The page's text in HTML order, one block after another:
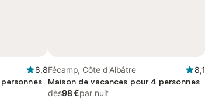
8,8Fécamp, Côte d'Albâtre
8,1
Maison de vacances pour 4 personnes
dès98 €par nuit